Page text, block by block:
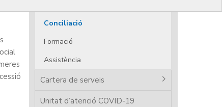
Conciliació
Formació
Assistència
Cartera de serveis
Unitat d’atenció COVID-19